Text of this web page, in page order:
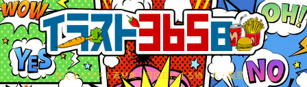
使えるイラスト素材集！普段目にする物・人・風景。